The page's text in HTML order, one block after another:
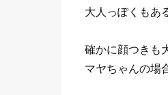
大人っぽくもあ
確かに顔つきも
マヤちゃんの場